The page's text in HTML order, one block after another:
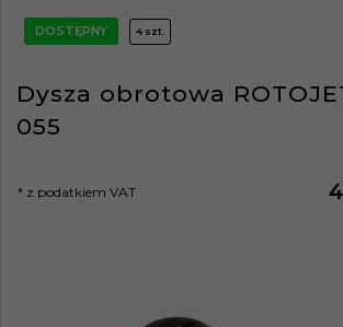
DOSTĘPNY 4 szt.
Dysza obrotowa
055
* z podatkiem VAT